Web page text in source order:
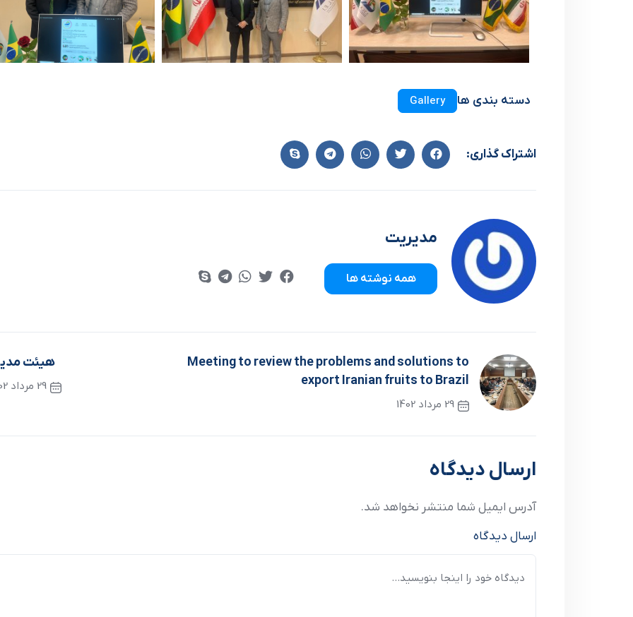
دسته بندی ها Gallery
اشتراک گذاری:
مدیریت
همه نوشته ها
Meeting to review the problems and solutions to
export Iranian fruits to Brazil
29 مرداد 1402
هیئت
29 مرداد 1402
ارسال دیدگاه
آدرس ایمیل شما منتشر نخواهد شد.
ارسال دیدگاه